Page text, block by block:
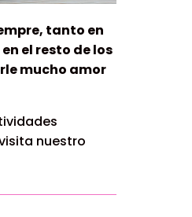
tanto en
el resto de los
mucho amor
nuestro